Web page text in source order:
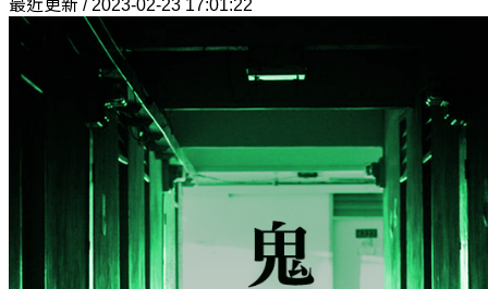
最近更新 / 2023-02-23 17:01:22